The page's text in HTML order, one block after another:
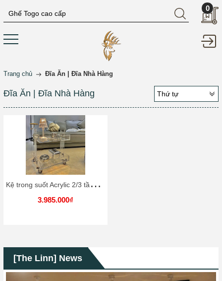
0
Trang chủ Đĩa Ăn | Đĩa Nhà Hàng
Đĩa Ăn | Đĩa Nhà Hàng Thứ tự
K
ệ trong suốt Acrylic 2/3 tầng cao cấp | Acrylic Shelf
3.985.000₫
[The Linn] News